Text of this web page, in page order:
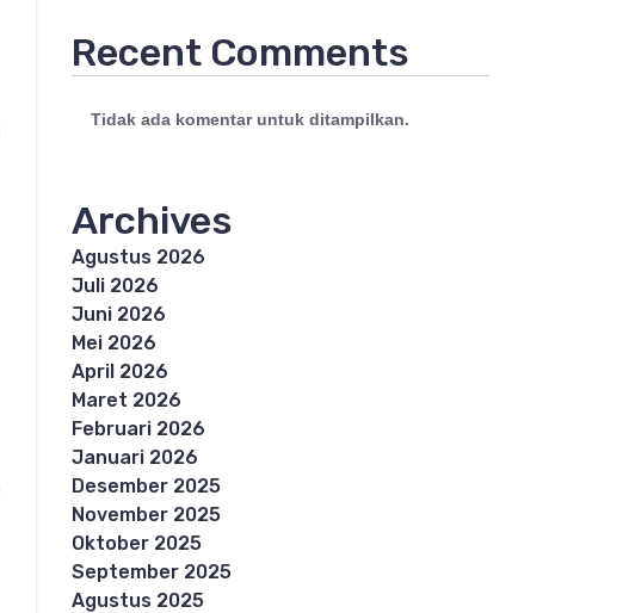
Recent Comments
Tidak ada komentar untuk ditampilkan.
Archives
Agustus 2026
Juli 2026
Juni 2026
Mei 2026
April 2026
Maret 2026
Februari 2026
Januari 2026
Desember 2025
November 2025
Oktober 2025
September 2025
Agustus 2025